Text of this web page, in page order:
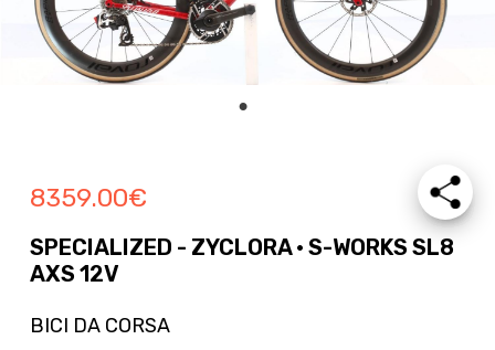
8359.00€
SPECIALIZED - ZYCLORA · S-WORKS SL8
AXS 12V
BICI DA CORSA